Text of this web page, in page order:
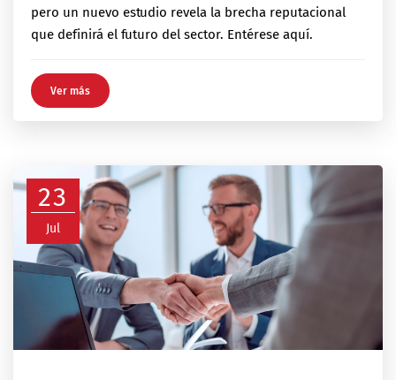
pero un nuevo estudio revela la brecha reputacional
que definirá el futuro del sector. Entérese aquí.
Ver más
23
Jul